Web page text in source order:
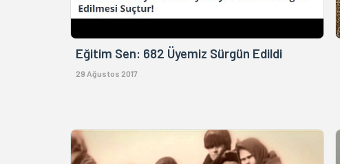
Eğitim Sen: 682 Üyemiz Sürgün Edildi
29 Ağustos 2017